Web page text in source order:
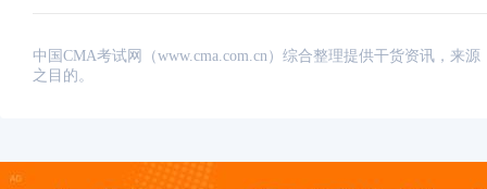
中国CMA考试网（www.cma.com.cn）综合整理提供干货资讯，来
之目的。